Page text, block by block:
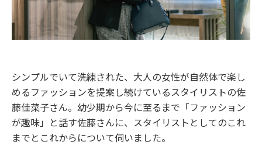
シンプルでいて洗練された、大人の女性が自然体で楽し
めるファッションを提案し続けているスタイリストの佐
藤佳菜子さん。幼少期から今に至るまで「ファッション
が趣味」と話す佐藤さんに、スタイリストとしてのこれ
までとこれからについて伺いました。